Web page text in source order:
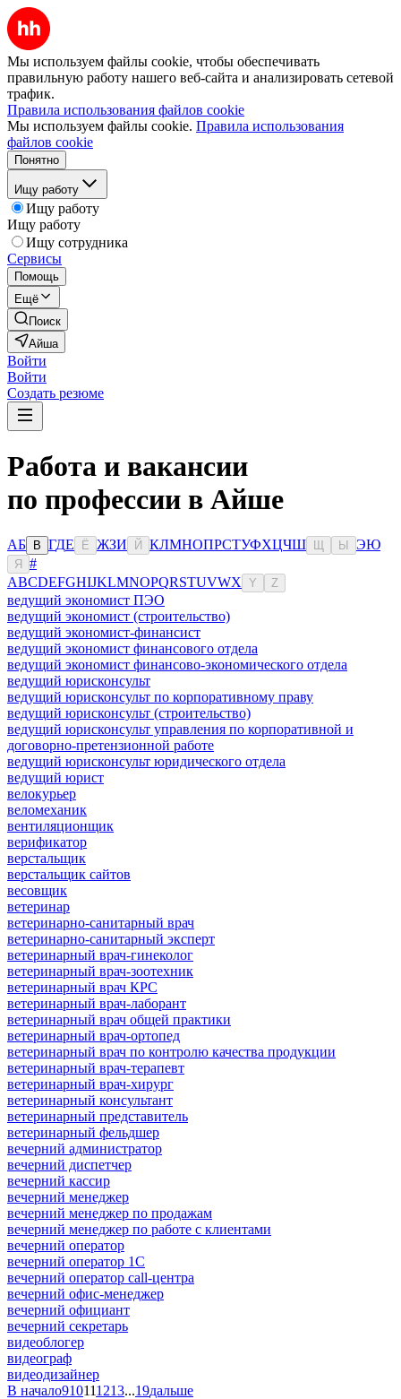
Мы используем файлы cookie, чтобы обеспечивать
правильную работу нашего веб-сайта и анализировать сетевой
трафик.
Правила использования файлов cookie
Мы используем файлы cookie. Правила использования
файлов cookie
Понятно
Ищу работу
Ищу работу
Ищу работу
Ищу сотрудника
Сервисы
Помощь
Ещё
Поиск
Айша
Войти
Войти
Создать резюме
Работа и вакансии
по профессии в Айше
АБ В ГДЕ Ё ЖЗИ Й КЛМНОПРСТУФХЦЧШ Ы ЭЮ
Я
#
ABCDEFGHIJKLMNOPQRSTUVWX Y Z
ведущий экономист ПЭО
ведущий экономист (строительство)
ведущий экономист-финансист
ведущий экономист финансового отдела
ведущий экономист финансово-экономического отдела
ведущий юрисконсульт
ведущий юрисконсульт по корпоративному праву
ведущий юрисконсульт (строительство)
ведущий юрисконсульт управления по корпоративной и
договорно-претензионной работе
ведущий юрисконсульт юридического отдела
ведущий юрист
велокурьер
веломеханик
вентиляционщик
верификатор
верстальщик
верстальщик сайтов
весовщик
ветеринар
ветеринарно-санитарный врач
ветеринарно-санитарный эксперт
ветеринарный врач-гинеколог
ветеринарный врач-зоотехник
ветеринарный врач КРС
ветеринарный врач-лаборант
ветеринарный врач общей практики
ветеринарный врач-ортопед
ветеринарный врач по контролю качества продукции
ветеринарный врач-терапевт
ветеринарный врач-хирург
ветеринарный консультант
ветеринарный представитель
ветеринарный фельдшер
вечерний администратор
вечерний диспетчер
вечерний кассир
вечерний менеджер
вечерний менеджер по продажам
вечерний менеджер по работе с клиентами
вечерний оператор
вечерний оператор 1С
вечерний оператор call-центра
вечерний офис-менеджер
вечерний официант
вечерний секретарь
видеоблогер
видеограф
видеодизайнер
В начало910111213...19дальше